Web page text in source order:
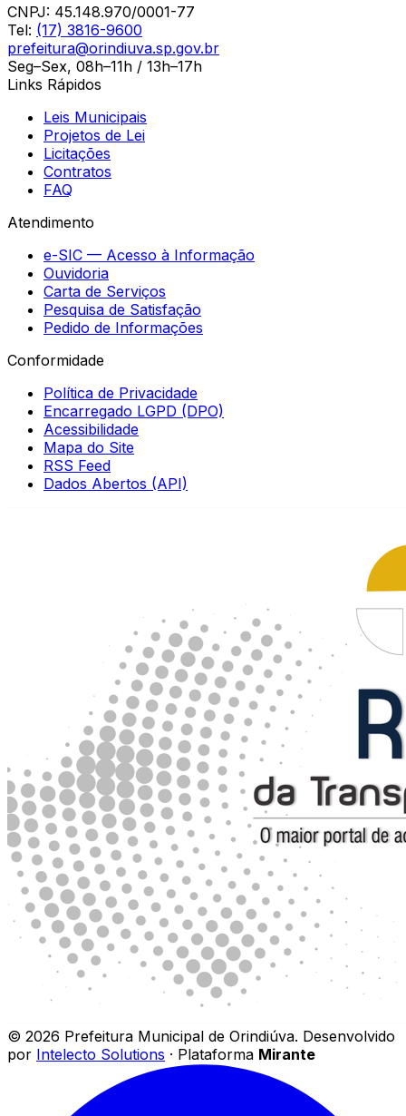
CNPJ: 45.148.970/0001-77
Tel: (17) 3816-9600
prefeitura@orindiuva.sp.gov.br
Seg–Sex, 08h–11h / 13h–17h
Links Rápidos
Leis Municipais
Projetos de Lei
Licitações
Contratos
FAQ
Atendimento
e-SIC — Acesso à Informação
Ouvidoria
Carta de Serviços
Pesquisa de Satisfação
Pedido de Informações
Conformidade
Política de Privacidade
Encarregado LGPD (DPO)
Acessibilidade
Mapa do Site
RSS Feed
Dados Abertos (API)
© 2026 Prefeitura Municipal de Orindiúva. Desenvolvido
por Intelecto Solutions · Plataforma Mirante